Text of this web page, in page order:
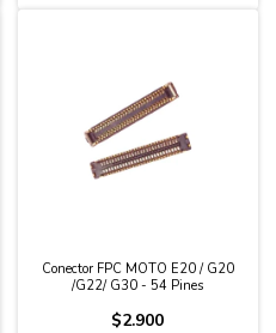
Conector FPC MOTO E20 / G20
/G22/ G30 - 54 Pines
$2.900